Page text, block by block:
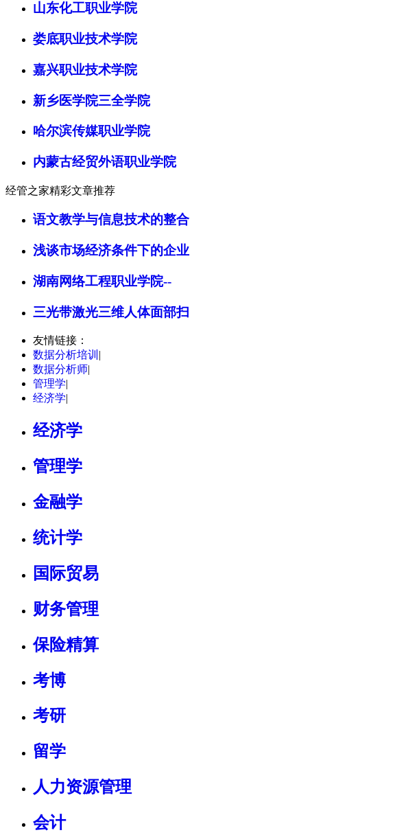
山东化工职业学院
娄底职业技术学院
嘉兴职业技术学院
新乡医学院三全学院
哈尔滨传媒职业学院
内蒙古经贸外语职业学院
经管之家精彩文章推荐
语文教学与信息技术的整合
浅谈市场经济条件下的企业
湖南网络工程职业学院--
三光带激光三维人体面部扫
友情链接：
数据分析培训 |
数据分析师|
管理学|
经济学|
经济学
管理学
金融学
统计学
国际贸易
财务管理
保险精算
考博
考研
留学
人力资源管理
会计